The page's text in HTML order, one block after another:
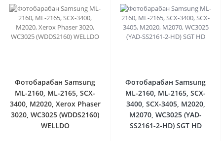
Фотобарабан Samsung
ML-2160, ML-2165, SCX-
3400, M2020, Xerox Phaser
3020, WC3025 (WDDS2160)
WELLDO
Фотобарабан Samsung
ML-2160, ML-2165, SCX-
3400, SCX-3405, M2020,
M2070, WC3025 (YAD-
SS2161-2-HD) SGT HD